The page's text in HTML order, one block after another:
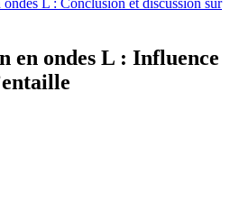
L : Conclusion et discussion sur
en ondes L : Influence